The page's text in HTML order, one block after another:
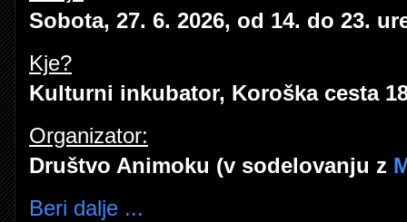
Sobota, 27. 6. 2026, od 14. do 23.
Kje?
Kulturni inkubator, Koroška cesta
Organizator:
Društvo Animoku (v sodelovanju z
Beri dalje ...